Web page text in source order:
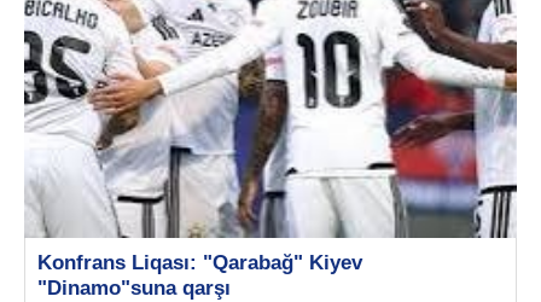
Konfrans Liqası: "Qarabağ" Kiyev
"Dinamo"suna qarşı